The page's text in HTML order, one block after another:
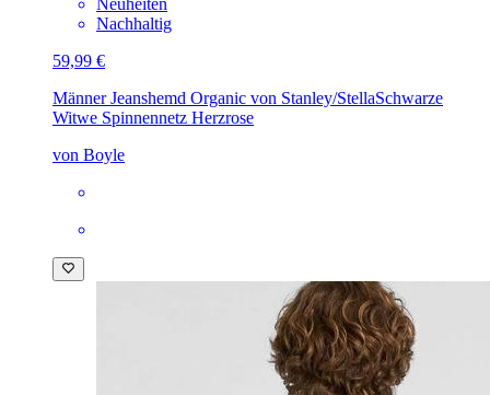
Neuheiten
Nachhaltig
59,99 €
Männer Jeanshemd Organic von Stanley/StellaSchwarze
Witwe Spinnennetz Herzrose
von Boyle